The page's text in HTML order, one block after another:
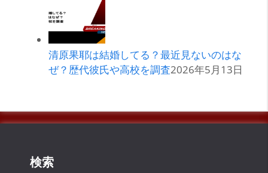
清原果耶は結婚してる？最近見ないのはな
ぜ？歴代彼氏や高校を調査2026年5月13日
検索